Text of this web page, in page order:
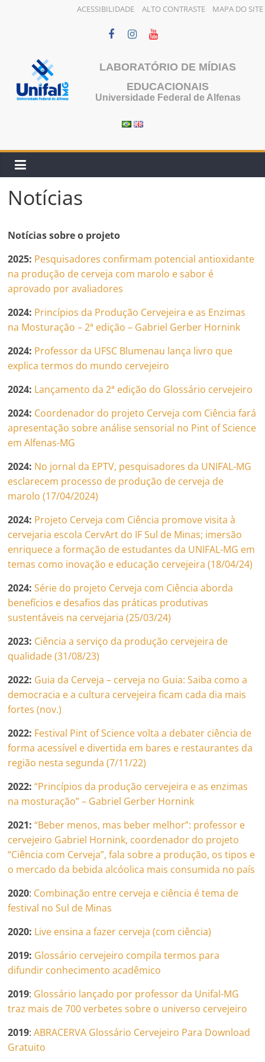
ACESSIBILIDADE ALTO CONTRASTE MAPA DO SITE
conteúdo
LABORATÓRIO DE MÍDIAS
EDUCACIONAIS
Universidade Federal de Alfenas
Notícias
Notícias sobre o projeto
2025: Pesquisadores confirmam potencial antioxidante
na produção de cerveja com marolo e sabor é
aprovado por avaliadores
2024: Princípios da Produção Cervejeira e as Enzimas
na Mosturação – 2ª edição – Gabriel Gerber Hornink
2024: Professor da UFSC Blumenau lança livro que
explica termos do mundo cervejeiro
2024: Lançamento da 2ª edição do Glossário cervejeiro
2024: Coordenador do projeto Cerveja com Ciência fará
apresentação sobre análise sensorial no Pint of Science
em Alfenas-MG
2024: No jornal da EPTV, pesquisadores da UNIFAL-MG
esclarecem processo de produção de cerveja de
marolo (17/04/2024)
2024: Projeto Cerveja com Ciência promove visita à
cervejaria escola CervArt do IF Sul de Minas; imersão
enriquece a formação de estudantes da UNIFAL-MG em
temas como inovação e educação cervejeira (18/04/24)
2024: Série do projeto Cerveja com Ciência aborda
benefícios e desafios das práticas produtivas
sustentáveis na cervejaria (25/03/24)
2023: Ciência a serviço da produção cervejeira de
qualidade (31/08/23)
2022: Guia da Cerveja – cerveja no Guia: Saiba como a
democracia e a cultura cervejeira ficam cada dia mais
fortes (nov.)
2022: Festival Pint of Science volta a debater ciência de
forma acessível e divertida em bares e restaurantes da
região nesta segunda (7/11/22)
2022: “Princípios da produção cervejeira e as enzimas
na mosturação” – Gabriel Gerber Hornink
2021: “Beber menos, mas beber melhor”: professor e
cervejeiro Gabriel Hornink, coordenador do projeto
“Ciência com Cerveja”, fala sobre a produção, os tipos e
o mercado da bebida alcóolica mais consumida no país
2020: Combinação entre cerveja e ciência é tema de
festival no Sul de Minas
2020: Live ensina a fazer cerveja (com ciência)
2019: Glossário cervejeiro compila termos para
difundir conhecimento acadêmico
2019: Glossário lançado por professor da Unifal-MG
traz mais de 700 verbetes sobre o universo cervejeiro
2019: ABRACERVA Glossário Cervejeiro Para Download
Gratuito